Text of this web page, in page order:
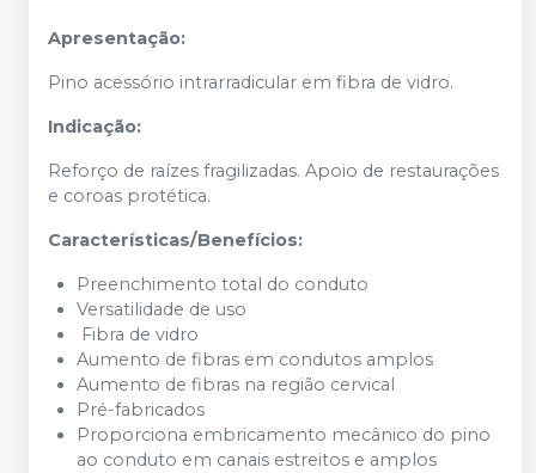
Apresentação:
Pino acessório intrarradicular em fibra de vidro.
Indicação:
Reforço de raízes fragilizadas. Apoio de restaurações
e coroas protética.
Características/Benefícios:
Preenchimento total do conduto
Versatilidade de uso
Fibra de vidro
Aumento de fibras em condutos amplos
Aumento de fibras na região cervical
Pré-fabricados
Proporciona embricamento mecânico do pino
ao conduto em canais estreitos e amplos